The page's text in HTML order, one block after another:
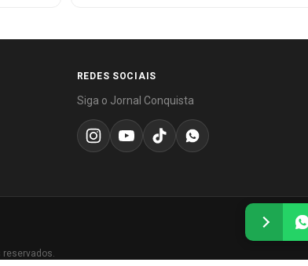
REDES SOCIAIS
Siga o Jornal Conquista